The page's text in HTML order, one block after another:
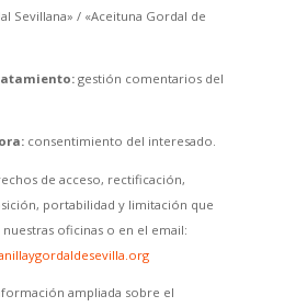
Sevillana» / «Aceituna Gordal de
gestión comentarios del
consentimiento del interesado.
de acceso, rectificación,
portabilidad y limitación que
oficinas o en el email:
ampliada sobre el